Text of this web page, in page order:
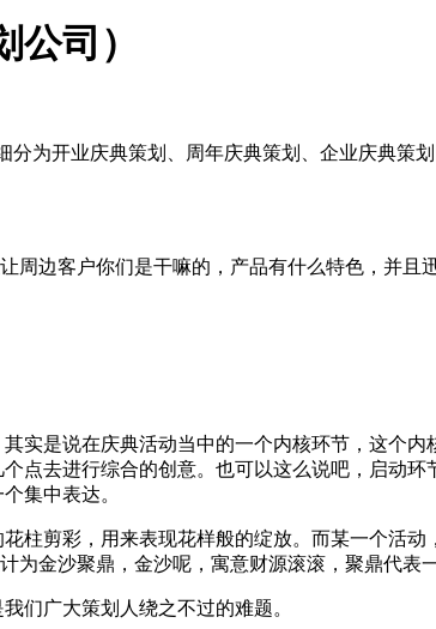
司）
为开业庆典策划、周年庆典策划、企业庆典策
周边客户你们是干嘛的，产品有什么特色，并且
实是说在庆典活动当中的一个内核环节，这个
点去进行综合的创意。也可以这么说吧，启动
集中表达。
柱剪彩，用来表现花样般的绽放。而某一个活
为金沙聚鼎，金沙呢，寓意财源滚滚，聚鼎代表
们广大策划人绕之不过的难题。